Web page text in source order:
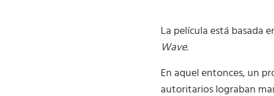
La película está basada
Wave.
En aquel entonces, un
autoritarios lograban